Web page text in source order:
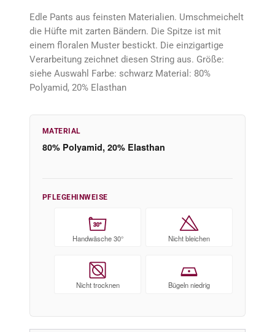
Edle Pants aus feinsten Materialien. Umschmeichelt
die Hüfte mit zarten Bändern. Die Spitze ist mit
einem floralen Muster bestickt. Die einzigartige
Verarbeitung zeichnet diesen String aus. Größe:
siehe Auswahl Farbe: schwarz Material: 80%
Polyamid, 20% Elasthan
MATERIAL
80% Polyamid, 20% Elasthan
PFLEGEHINWEISE
30°
Handwäsche 30° Nicht bleichen
Nicht trocknen Bügeln niedrig